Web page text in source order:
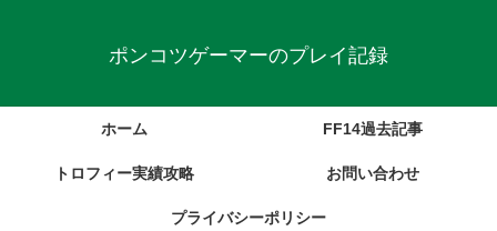
ポンコツゲーマーのプレイ記録
ホーム FF14過去記事
トロフィー実績攻略 お問い合わせ
プライバシーポリシー